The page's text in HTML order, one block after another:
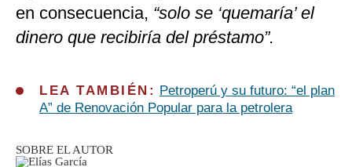
en consecuencia, “solo se ‘quemaría’ el
dinero que recibiría del préstamo”.
LEA TAMBIÉN:
Petroperú y su futuro: “el plan
A” de Renovación Popular para la petrolera
SOBRE EL AUTOR